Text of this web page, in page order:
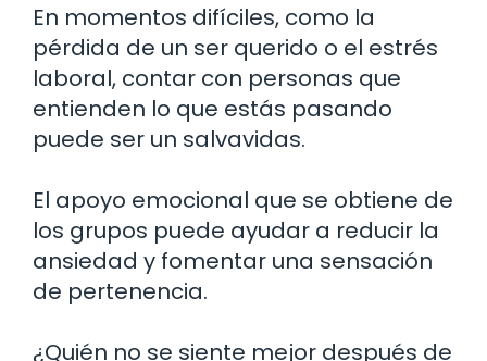
En momentos difíciles, como la
pérdida de un ser querido o el estrés
laboral, contar con personas que
entienden lo que estás pasando
puede ser un salvavidas.
El apoyo emocional que se obtiene de
los grupos puede ayudar a reducir la
ansiedad y fomentar una sensación
de pertenencia.
¿Quién no se siente mejor después de